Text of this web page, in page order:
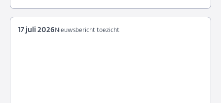
Nieuwsbericht toezicht
17 juli 2026